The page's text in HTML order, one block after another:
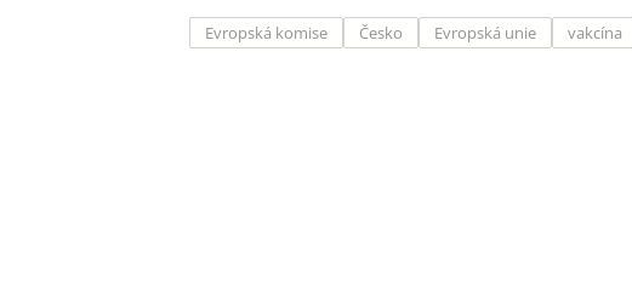
Evropská komise Česko Evropská unie vakcína